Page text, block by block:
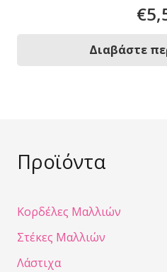
€
Διαβάστε
Προϊόντα
Κορδέλες Μαλλιών
Στέκες Μαλλιών
Λάστιχα